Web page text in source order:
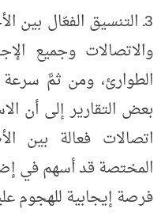
3ـ التنسيق الفعّال بين
والاتصالات وجميع
الطوارئ، ومن ثمَّ سرعة
بعض التقارير إلى أن
اتصالات فعالة بين
المختصة قد أسهم في
فرصة إيجابية للهجوم